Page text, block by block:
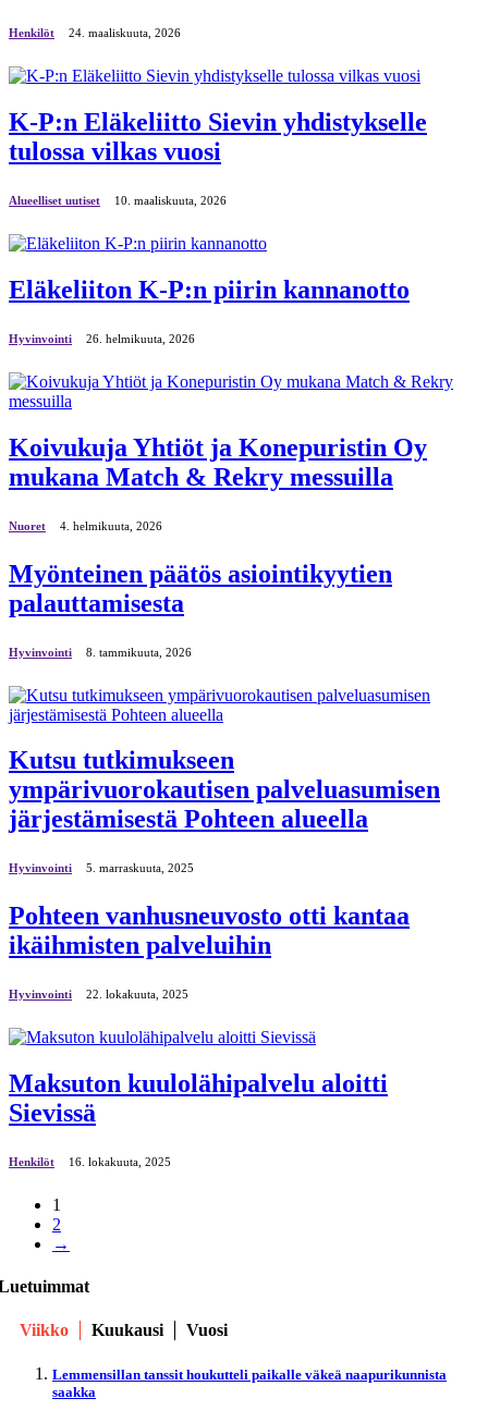
Henkilöt 24. maaliskuuta, 2026
K-P:n Eläkeliitto Sievin yhdistykselle
tulossa vilkas vuosi
Alueelliset uutiset 10. maaliskuuta, 2026
Eläkeliiton K-P:n piirin kannanotto
Hyvinvointi 26. helmikuuta, 2026
Koivukuja Yhtiöt ja Konepuristin Oy
mukana Match & Rekry messuilla
Nuoret 4. helmikuuta, 2026
Myönteinen päätös asiointikyytien
palauttamisesta
Hyvinvointi 8. tammikuuta, 2026
Kutsu tutkimukseen
ympärivuorokautisen palveluasumisen
järjestämisestä Pohteen alueella
Hyvinvointi 5. marraskuuta, 2025
Pohteen vanhusneuvosto otti kantaa
ikäihmisten palveluihin
Hyvinvointi 22. lokakuuta, 2025
Maksuton kuulolähipalvelu aloitti
Sievissä
Henkilöt 16. lokakuuta, 2025
1
2
→
Viikko Kuukausi Vuosi
Lemmensillan tanssit houkutteli paikalle väkeä naapurikunnista
saakka